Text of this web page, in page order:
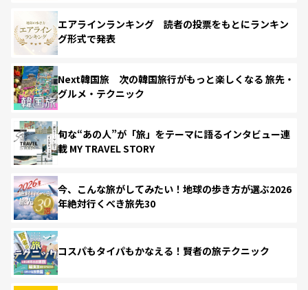
エアラインランキング 読者の投票をもとにランキン
グ形式で発表
Next韓国旅 次の韓国旅行がもっと楽しくなる 旅先・
グルメ・テクニック
旬な“あの人”が「旅」をテーマに語るインタビュー連
載 MY TRAVEL STORY
今、こんな旅がしてみたい！地球の歩き方が選ぶ2026
年絶対行くべき旅先30
コスパもタイパもかなえる！賢者の旅テクニック